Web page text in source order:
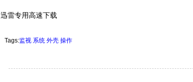
迅雷专用高速下载
Tags:监视 系统 外壳 操作